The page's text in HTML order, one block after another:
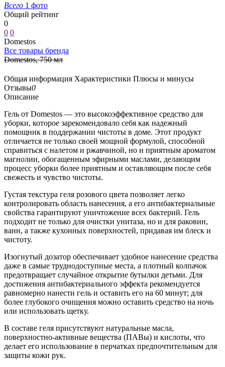
Всего 1 фото
Общий рейтинг
0
0 0
Domestos
Все товары бренда
Domestos, 750 мл
Общая информация Характеристики Плюсы и минусы
Отзывы0
Описание
Гель от Domestos — это высокоэффективное средство для
уборки, которое зарекомендовало себя как надежный
помощник в поддержании чистоты в доме. Этот продукт
отличается не только своей мощной формулой, способной
справиться с налетом и ржавчиной, но и приятным ароматом
магнолии, обогащенным эфирными маслами, делающим
процесс уборки более приятным и оставляющим после себя
свежесть и чувство чистоты.
Густая текстура геля розового цвета позволяет легко
контролировать область нанесения, а его антибактериальные
свойства гарантируют уничтожение всех бактерий. Гель
подходит не только для очистки унитаза, но и для раковин,
ванн, а также кухонных поверхностей, придавая им блеск и
чистоту.
Изогнутый дозатор обеспечивает удобное нанесение средства
даже в самые труднодоступные места, а плотный колпачок
предотвращает случайное открытие бутылки детьми. Для
достижения антибактериального эффекта рекомендуется
равномерно нанести гель и оставить его на 60 минут; для
более глубокого очищения можно оставить средство на ночь
или использовать щетку.
В составе геля присутствуют натуральные масла,
поверхностно-активные вещества (ПАВы) и кислоты, что
делает его использование в перчатках предпочтительным для
защиты кожи рук.